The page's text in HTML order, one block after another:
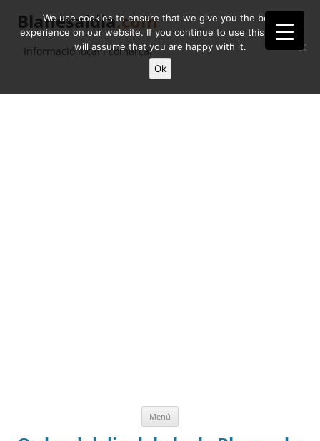
Blanesaldia.com
Informació local i comarcal
Menú
We use cookies to ensure that we give you the best
experience on our website. If you continue to use this site we
will assume that you are happy with it.
Ok